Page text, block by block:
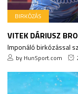
BIRKÓZÁS
VITEK DÁRIUSZ
Imponáló birkózással
by HunSport.com